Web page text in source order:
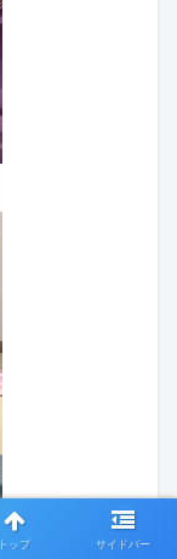
トップ サイドバー